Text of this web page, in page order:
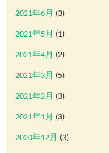
2021年6月 (3)
2021年5月 (1)
2021年4月 (2)
2021年3月 (5)
2021年2月 (3)
2021年1月 (3)
2020年12月 (3)